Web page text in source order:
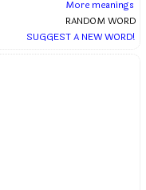
More meanings
RANDOM WORD
SUGGEST A NEW WORD!